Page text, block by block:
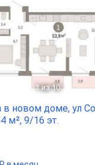
1 из 10
в новом доме, ул
м², 9/16 эт.